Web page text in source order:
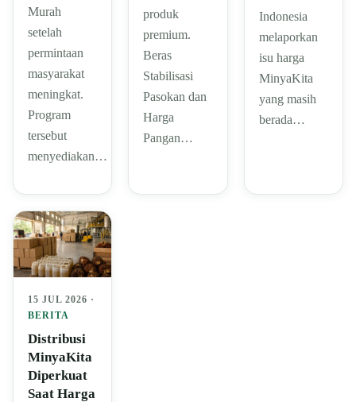
Murah
setelah
permintaan
masyarakat
meningkat.
Program
tersebut
menyediakan…
produk
premium.
Beras
Stabilisasi
Pasokan dan
Harga
Pangan…
Indonesia
melaporkan
isu harga
MinyaKita
yang masih
berada…
15 JUL 2026 ·
BERITA
Distribusi
MinyaKita
Diperkuat
Saat Harga